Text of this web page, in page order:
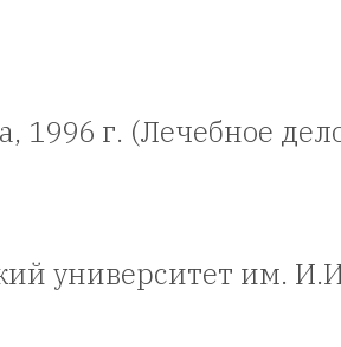
г. (Лечебное
университет им.